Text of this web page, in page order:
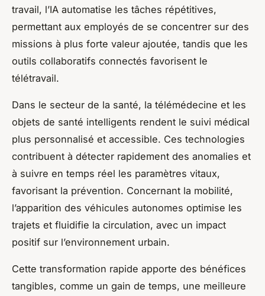
travail, l’IA automatise les tâches répétitives,
permettant aux employés de se concentrer sur des
missions à plus forte valeur ajoutée, tandis que les
outils collaboratifs connectés favorisent le
télétravail.
Dans le secteur de la santé, la télémédecine et les
objets de santé intelligents rendent le suivi médical
plus personnalisé et accessible. Ces technologies
contribuent à détecter rapidement des anomalies et
à suivre en temps réel les paramètres vitaux,
favorisant la prévention. Concernant la mobilité,
l’apparition des véhicules autonomes optimise les
trajets et fluidifie la circulation, avec un impact
positif sur l’environnement urbain.
Cette transformation rapide apporte des bénéfices
tangibles, comme un gain de temps, une meilleure